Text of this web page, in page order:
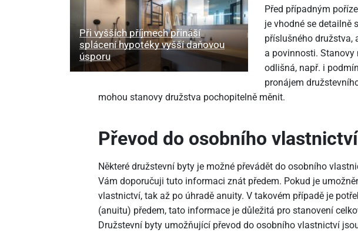
Při vyšších příjmech přináší
splácení hypotéky vyšší daňovou
úsporu
Před případným
je vhodné se detailně
příslušného družstva,
a povinnosti.
odlišná, např. i
pronájem
mohou stanovy družstva pochopitelně měnit.
Převod do osobního
Některé družstevní byty je možné převádět do osobního
Vám doporučuji tuto informaci znát předem. Pokud je
vlastnictví, tak až po úhradě anuity. V takovém případě je
(anuitu) předem, tato informace je důležitá pro stanovení
Družstevní byty umožňující převod do osobního vlastnictví